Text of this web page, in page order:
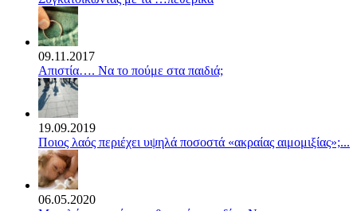
09.11.2017
Απιστία…. Να το πούμε στα παιδιά;
19.09.2019
Ποιος λαός περιέχει υψηλά ποσοστά «ακραίας αιμομιξίας»;...
06.05.2020